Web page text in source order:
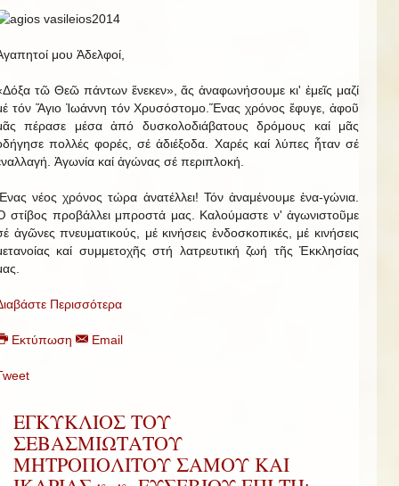
μου Ἀδελφοί,
τῶ Θεῶ πάντων ἕνεκεν», ἄς ἀναφωνήσουμε κι' ἐμεῖς μαζί
τόν Ἅγιο Ἰωάννη τόν Χρυσόστομο.Ἕνας χρόνος ἔφυγε, ἀφοῦ
πέρασε μέσα ἀπό δυσκολοδιάβατους δρόμους καί μᾶς
πολλές φορές, σέ ἀδιέξοδα. Χαρές καί λύπες ἦταν σέ
Ἀγωνία καί ἀγώνας σέ περιπλοκή.
νέος χρόνος τώρα ἀνατέλλει! Τόν ἀναμένουμε ἐνα-γώνια.
στίβος προβάλλει μπροστά μας. Καλούμαστε ν' ἀγωνιστοῦμε
ἀγῶνες πνευματικούς, μέ κινήσεις ἐνδοσκοπικές, μέ κινήσεις
καί συμμετοχῆς στή λατρευτική ζωή τῆς Ἐκκλησίας
Περισσότερα
Εκτύπωση Email
ΕΓΚΥΚΛΙΟΣ ΤΟΥ
ΣΕΒΑΣΜΙΩΤΑΤΟΥ
ΜΗΤΡΟΠΟΛΙΤΟΥ ΣΑΜΟΥ ΚΑΙ